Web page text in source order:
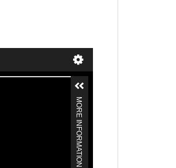
MORE INFORMATION